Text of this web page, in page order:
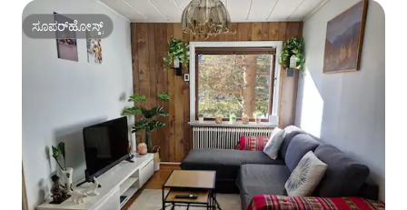
ಸೂಪರ್‌ಹೋಸ್ಟ್
ಸೂಪರ್‌ಹೋಸ್ಟ್